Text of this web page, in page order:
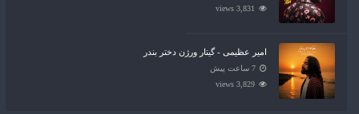
3,831 views
امیر عظیمی - گیتار ورژن دختر بندر
7 ساعت پیش
3,829 views